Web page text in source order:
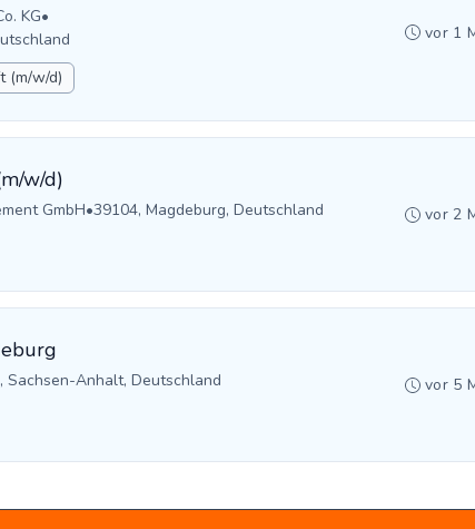
KG•
(m/w/d)
vor 1
w/d)
GmbH•39104, Magdeburg, Deutschland
vor 2
Sachsen-Anhalt, Deutschland
vor 5